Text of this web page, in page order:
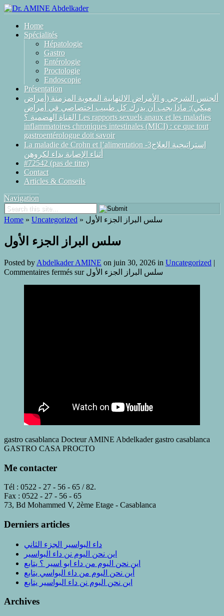
Home
Spécialités
Hépatologie
Gastro
Entérologie
Proctologie
Endoscopie
Présentation
ألجنس الشرجي و الأمراض الالتهابية المعوية المزمنة (أمراض
ميكي): ماذا يجب أن يدرك كل طبيب اختصاصي في أمراض
القناة الهضمية ؟ Les rapports sexuels anaux et les maladies
inflammatoires chroniques intestinales (MICI) : ce que tout
gastroentérologue doit savoir
La maladie de Crohn et l’alimentation -3استراتيجية العلاج
أثناء الإصابة بداء لكروهن
#72542 (pas de titre)
Contact
Articles & Conseils
Navigation
Home » Uncategorized » سلس البراز الجزء الأول
سلس البراز الجزء الأول
Posted by Abdelkader AMINE on juin 30, 2026 in Uncategorized |
Commentaires fermés
sur سلس البراز الجزء الأول
gastro casablanca Docteur AMINE Abdelkader gastro casablanca
GASTRO CASA PROCTO
Me contacter
Tél : 0522 - 27 - 56 - 65 / 82.
Fax : 0522 - 27 - 56 - 65
73, Bd Mohammed V, 2ème Etage - Casablanca
Derniers articles
داء البواسير الجزء الثاني
اين نحن اليوم نن داء البواسير
اين نحن اليوم من داء ابو اسير ؟ يتابع
أين نحن اليوم من داء البواسي يتابع
اين نحن اليوم نن داء البواسير يتابع
Archives